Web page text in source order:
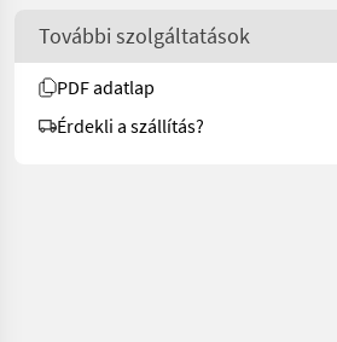
További szolgáltatások
PDF adatlap
Érdekli a szállítás?